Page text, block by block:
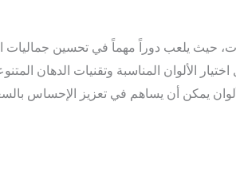
حيث يلعب دوراً مهماً في تحسين جماليات
الألوان المناسبة وتقنيات الدهان
للألوان يمكن أن يساهم في تعزيز الإحساس